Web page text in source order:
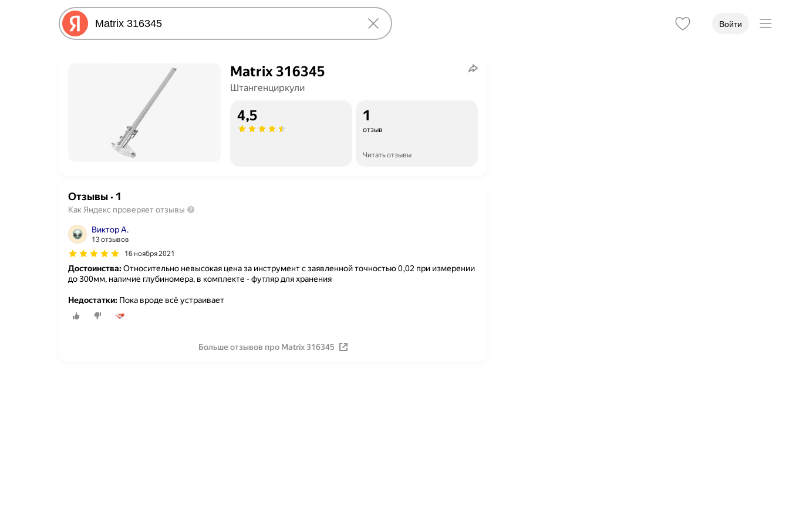
Войти
Matrix 316345
Штангенциркули
4,5 1
отзыв
Читать отзывы
Отзывы· 1
Как Яндекс проверяет отзывы
Виктор А.
13 отзывов
16 ноября 2021
Достоинства:Относительно невысокая цена за инструмент с заявленной точностью 0,02 при измерении
до 300мм, наличие глубиномера, в комплекте - футляр для хранения
Недостатки: Пока вроде всё устраивает
Больше отзывов про Matrix 316345